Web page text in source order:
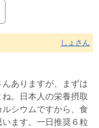
しょさん
ありますが、まずは
。日本人の栄養摂取
シウムですから、食
ます。一日推奨６粒